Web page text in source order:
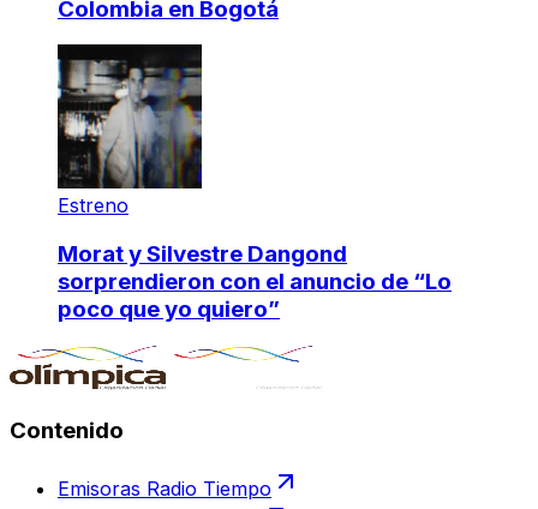
Colombia en Bogotá
Estreno
Morat y Silvestre Dangond
sorprendieron con el anuncio de “Lo
poco que yo quiero”
Contenido
Emisoras Radio Tiempo